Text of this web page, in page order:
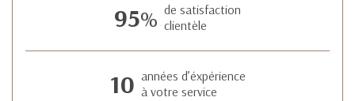
95% de satisfaction
clientèle
10 années d’éxpérience
à votre service